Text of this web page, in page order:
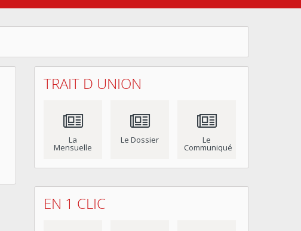
TRAIT D UNION
La
Mensuelle
Le Dossier Le
Communiqué
EN 1 CLIC